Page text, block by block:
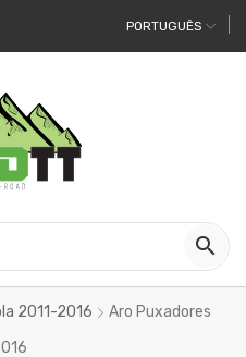
PORTUGUÊS

2011-2016
Aro Puxadores